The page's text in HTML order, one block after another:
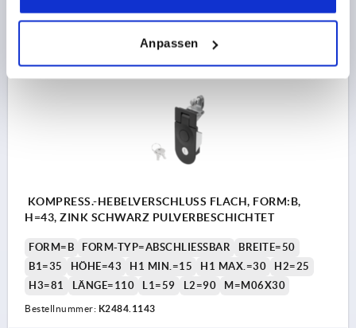
Anpassen
zzgl. Versandkosten
K2484
KOMPRESS.-HEBELVERSCHLUSS FLACH, FORM:B,
H=43, ZINK SCHWARZ PULVERBESCHICHTET
FORM=B FORM-TYP=ABSCHLIESSBAR
BREITE=50
B1=35
HÖHE=43 H1 MIN.=15 H1 MAX.=30
H2=25
H3=81
LÄNGE=110 L1=59 L2=90 M=M06X30
Bestellnummer: K2484.1143